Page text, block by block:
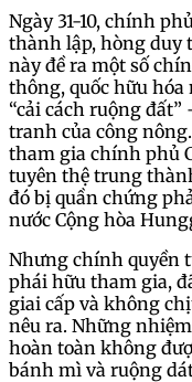
Ngày 31-10, chính
thành lập, hòng duy
này đề ra một số
thông, quốc hữu hóa
“cải cách ruộng
tranh của công
tham gia chính phủ
tuyên thệ trung
đó bị quần chứng
nước Cộng hòa
Nhưng chính quyền
phái hữu tham gia,
giai cấp và không
nêu ra. Những
hoàn toàn không
bánh mì và ruộng